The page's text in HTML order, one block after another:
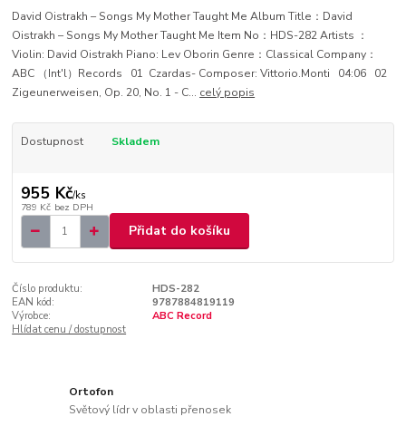
David Oistrakh – Songs My Mother Taught Me Album Title：David
Oistrakh – Songs My Mother Taught Me Item No：HDS-282 Artists ：
Violin: David Oistrakh Piano: Lev Oborin Genre：Classical Company：
ABC （Int'l）Records 01 Czardas- Composer: Vittorio.Monti 04:06 02
Zigeunerweisen, Op. 20, No. 1 - C... celý popis
Dostupnost Skladem
955 Kč/ks
789 Kč bez DPH
Přidat do košíku
Číslo produktu:
HDS-282
EAN kód:
9787884819119
Výrobce:
ABC Record
Hlídat cenu / dostupnost
Ortofon
Světový lídr v oblasti přenosek